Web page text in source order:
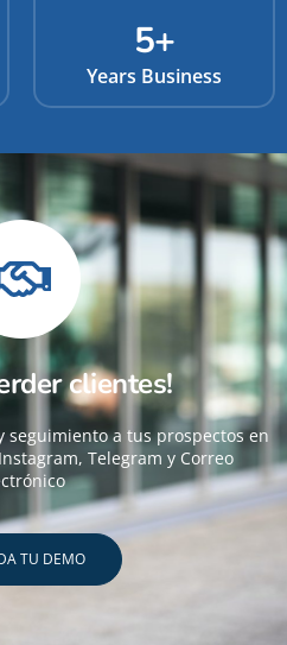
Years Business
5+
clientes!
a tus prospectos en
Telegram y Correo
TU DEMO